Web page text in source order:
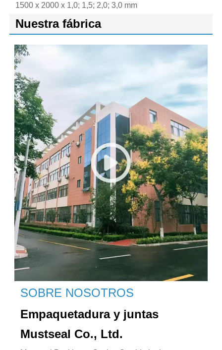
1500 x 2000 x 1,0; 1,5; 2,0; 3,0 mm
Nuestra fábrica
SOBRE NOSOTROS
Empaquetadura y juntas
Mustseal Co., Ltd.